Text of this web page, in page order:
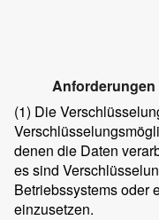
Anforderungen
(1) Die
denen die Daten
es sind
Betriebssystems oder
einzusetzen.